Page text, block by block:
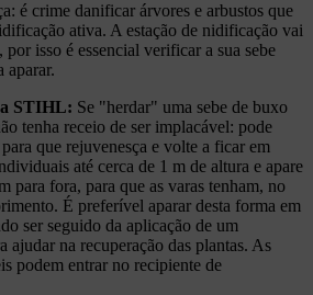
é crime danificar árvores e arbustos que
ativa. A estação de nidificação vai
por isso é essencial verificar a sua sebe
aparar.
STIHL: Se "herdar" uma sebe de buxo
tenha receio de ser implacável: pode
que rejuvenesça e volte a ficar em
até cerca de 1 m de altura e apare
para fora, para que as varas tenham, no
É preferível aparar desta forma em
ser seguido da aplicação de um
ajudar na recuperação das plantas. As
podem entrar no recipiente de